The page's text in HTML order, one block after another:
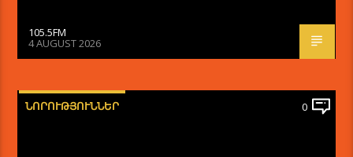
105.5FM
4 AUGUST 2026
ՆՈՐՈՒԹՅՈՒՆՆԵՐ 0